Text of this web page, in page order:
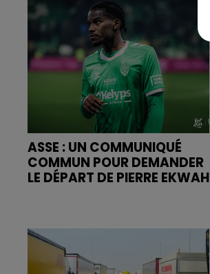
ASSE : UN COMMUNIQUÉ
COMMUN POUR DEMANDER
LE DÉPART DE PIERRE EKWAH